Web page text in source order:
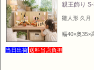
TOPブランド
「久月の
が見ても立派な印象で
■名匠：梛葉作 本頭使
■段織 御着物
■魚袋付き※当店の「
親王飾り
雛人形 久月
幅40×奥35×
当日出荷 送料当店負担